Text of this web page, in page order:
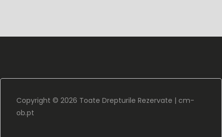
Copyright © 2026 Toate Drepturile Rezervate | cm-
ob.pt